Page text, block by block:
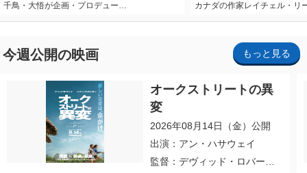
千鳥・大悟が企画・プロデュー…
カナダの作家レイチェル・リ
今週公開の映画 もっと見る
オークストリートの異
変
2026年08月14日（金）公開
出演：アン・ハサウェイ
監督：デヴィッド・ロバー